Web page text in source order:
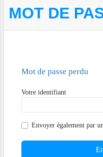
MOT DE
Mot de passe perdu
Votre identifiant
Envoyer également par